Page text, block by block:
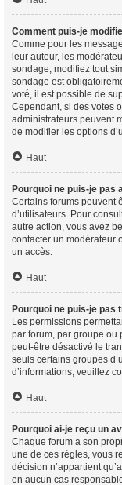
Comment puis-je
Comme pour les
leur auteur, les
sondage, modifiez tout
sondage est
voté, il est possible de
Cependant, si des votes
administrateurs peuvent
de modifier les options
Haut
Pourquoi ne puis-je pas
Certains forums peuvent
d’utilisateurs. Pour
autre action, vous avez
contacter un modérateur
un accès.
Haut
Pourquoi ne puis-je
Les permissions
par forum, par groupe ou
peut-être désactivé le
seuls certains groupes
d’informations, veuillez
Haut
Pourquoi ai-je reçu un
Chaque forum a son
une de ces règles, vous
décision n’appartient
en aucun cas